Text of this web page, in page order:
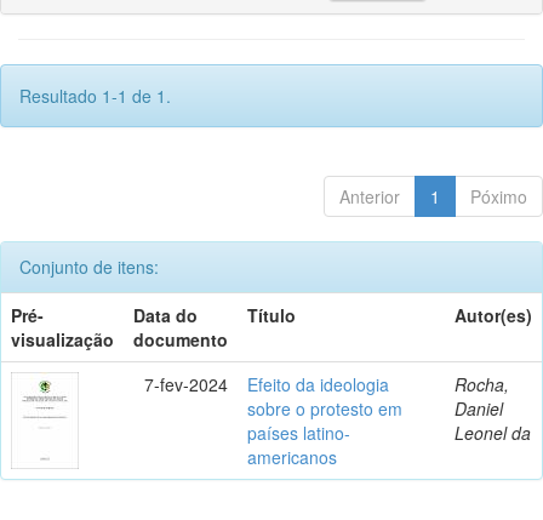
Resultado 1-1 de 1.
Anterior 1 Póximo
Conjunto de itens:
Pré-
visualização
Data do
documento
Título Autor(es)
7-fev-2024
Efeito da ideologia
sobre o protesto em
países latino-
americanos
Rocha,
Daniel
Leonel da